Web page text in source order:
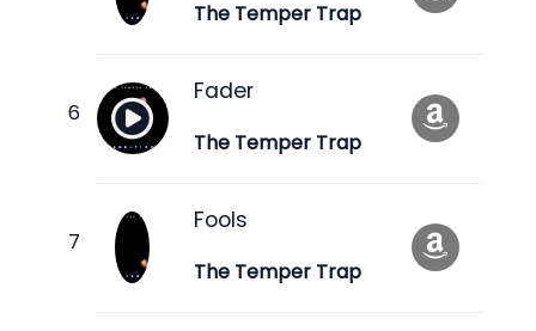
The Temper Trap
Fader
The Temper Trap
Fools
The Temper Trap